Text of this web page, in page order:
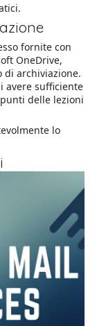
fornite con
OneDrive,
archiviazione.
avere sufficiente
delle lezioni
lo